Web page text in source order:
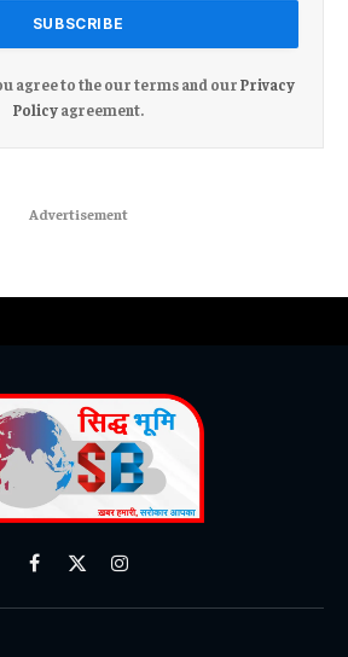
agree to the our terms and ourPrivacy
Policyagreement.
Advertisement
Facebook
X
Instagram